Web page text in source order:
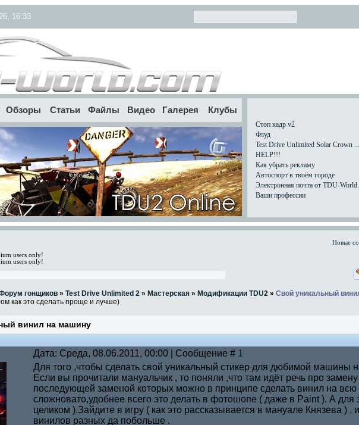
16:33
Обзоры Статьи Файлы Видео Галерея Клубы
Стоп кадр v2
Флуд
Test Drive Unlimited Solar Crown ...
HELP!!!
Как убрать рекламу
Автоспорт в твоём городе
Электронная почта от TDU-
Ваши профессии
Новые
users only!
users only!
гонщиков » Test Drive Unlimited 2 » Мастерская » Модификации TDU2 » Свой уникальный
как это сделать проще и лучше)
винил на машину
Дата: Среда, 08.06.2011, 00:00 | Сообщение # 1
Для того ,чтобы сделать свой уникальный стикер для дюбимой машины
Если вы прочитали мануальчик , то поняли ,что там идёт речь про
последующей заменой которых можно в принципе сделать винил на
сложновато,удобнее всего это делать в фотошопе ( даже в Paint ). А
целиком ).Зайдите в игру ( как это рассказывается в мануале Князева )
винилов разных да побольше .